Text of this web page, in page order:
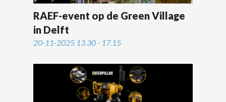
RAEF-event op de Green Village
in Delft
20-11-2025 13.30 - 17.15